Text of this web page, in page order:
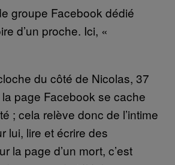
groupe Facebook dédié
d’un proche. Ici, «
du côté de Nicolas, 37
page Facebook se cache
; cela relève donc de l’intime
lui, lire et écrire des
la page d’un mort, c’est